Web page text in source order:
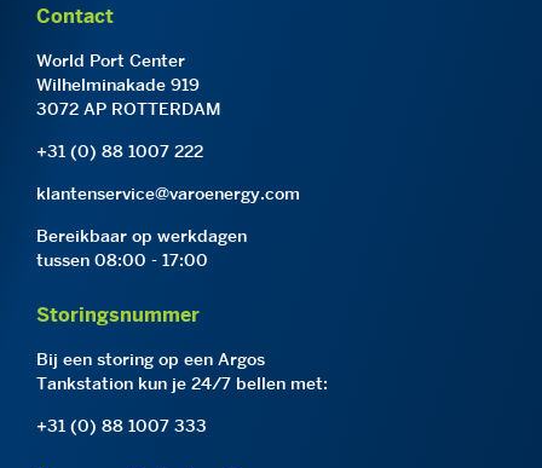
Contact
World Port Center
Wilhelminakade 919
3072 AP ROTTERDAM
+31 (0) 88 1007 222
klantenservice@varoenergy.com
Bereikbaar op werkdagen
tussen 08:00 - 17:00
Storingsnummer
Bij een storing op een Argos
Tankstation kun je 24/7 bellen met:
+31 (0) 88 1007 333